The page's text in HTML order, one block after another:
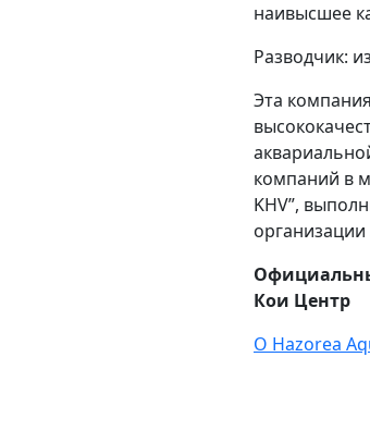
наивысшее
Разводчик:
Эта
компаний в
KHV”,
Кои Центр
О Hazorea